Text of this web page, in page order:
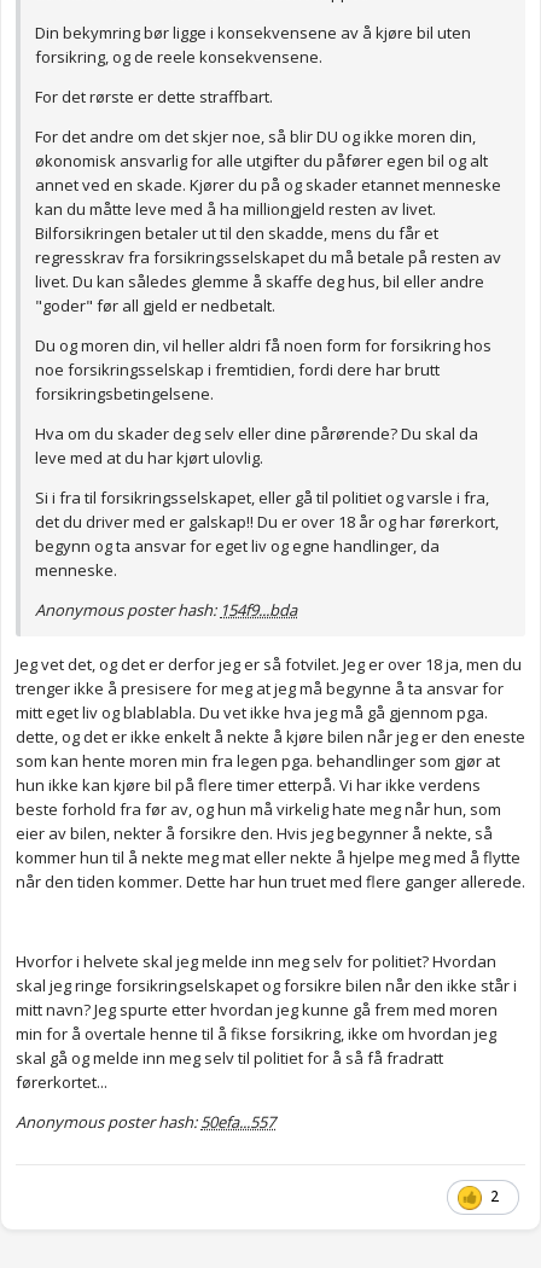
Din bekymring bør ligge i konsekvensene av å kjøre bil uten
forsikring, og de reele konsekvensene.
For det rørste er dette straffbart.
For det andre om det skjer noe, så blir DU og ikke moren din,
økonomisk ansvarlig for alle utgifter du påfører egen bil og alt
annet ved en skade. Kjører du på og skader etannet menneske
kan du måtte leve med å ha milliongjeld resten av livet.
Bilforsikringen betaler ut til den skadde, mens du får et
regresskrav fra forsikringsselskapet du må betale på resten av
livet. Du kan således glemme å skaffe deg hus, bil eller andre
"goder" før all gjeld er nedbetalt.
Du og moren din, vil heller aldri få noen form for forsikring hos
noe forsikringsselskap i fremtidien, fordi dere har brutt
forsikringsbetingelsene.
Hva om du skader deg selv eller dine pårørende? Du skal da
leve med at du har kjørt ulovlig.
Si i fra til forsikringsselskapet, eller gå til politiet og varsle i fra,
det du driver med er galskap!! Du er over 18 år og har førerkort,
begynn og ta ansvar for eget liv og egne handlinger, da
menneske.
Anonymous poster hash: 154f9...bda
Jeg vet det, og det er derfor jeg er så fotvilet. Jeg er over 18 ja, men du
trenger ikke å presisere for meg at jeg må begynne å ta ansvar for
mitt eget liv og blablabla. Du vet ikke hva jeg må gå gjennom pga.
dette, og det er ikke enkelt å nekte å kjøre bilen når jeg er den eneste
som kan hente moren min fra legen pga. behandlinger som gjør at
hun ikke kan kjøre bil på flere timer etterpå. Vi har ikke verdens
beste forhold fra før av, og hun må virkelig hate meg når hun, som
eier av bilen, nekter å forsikre den. Hvis jeg begynner å nekte, så
kommer hun til å nekte meg mat eller nekte å hjelpe meg med å flytte
når den tiden kommer. Dette har hun truet med flere ganger allerede.
Hvorfor i helvete skal jeg melde inn meg selv for politiet? Hvordan
skal jeg ringe forsikringselskapet og forsikre bilen når den ikke står i
mitt navn? Jeg spurte etter hvordan jeg kunne gå frem med moren
min for å overtale henne til å fikse forsikring, ikke om hvordan jeg
skal gå og melde inn meg selv til politiet for å så få fradratt
førerkortet...
Anonymous poster hash:50efa...557
2